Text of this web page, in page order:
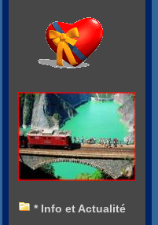
* Info et Actualité